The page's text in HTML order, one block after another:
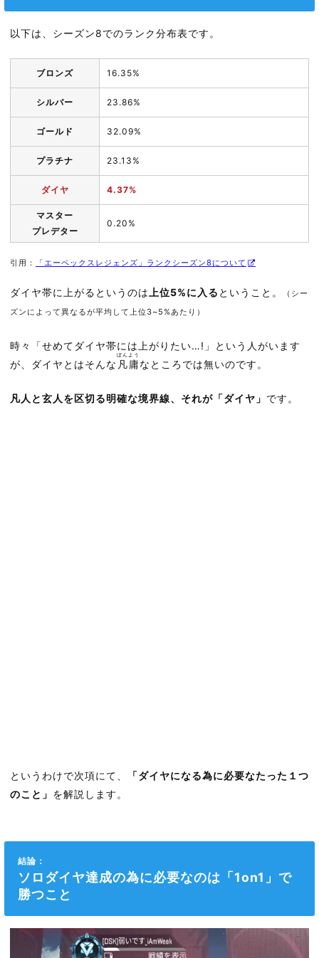
以下は、シーズン8でのランク分布表です。
ブロンズ 16.35%
シルバー 23.86%
ゴールド 32.09%
プラチナ 23.13%
ダイヤ 4.37%
マスター
プレデター
0.20%
引用： 「エーペックスレジェンズ」ランクシーズン8について
ダイヤ帯に上がるというのは 上位5%に入る ということ。
（シー
ズンによって異なるが平均して上位3~5%あたり）
時々「せめてダイヤ帯には上がりたい…!」という人がいます
が、ダイヤとはそんな 凡庸
ぼんよう
なところでは無いのです。
凡人と玄人を区切る明確な境界線、それが「ダイヤ」 です。
というわけで次項にて、
「ダイヤになる為に必要なたった１つ
のこと」 を解説します。
結論：
ソロダイヤ達成の為に必要なのは「1on1」で
勝つこと